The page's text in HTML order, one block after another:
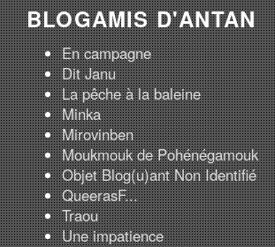
BLOGAMIS D'ANTAN
En campagne
Dit Janu
La pêche à la baleine
Minka
Mirovinben
Moukmouk de Pohénégamouk
Objet Blog(u)ant Non Identifié
QueerasF...
Traou
Une impatience